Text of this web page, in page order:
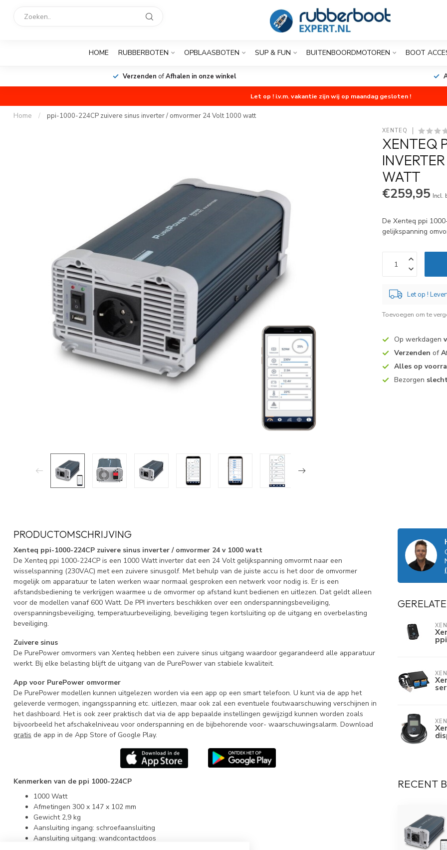
HOME RUBBERBOTEN OPBLAASBOTEN SUP & FUN BUITENBOORDMOTOREN BOOT
Verzenden ofAfhalen in onze winkel
Let op ! i.v.m. vakantie zijn wij op maandag gesloten !
Home / ppi-1000-224CP zuivere sinus inverter / omvormer 24 Volt 1000 watt
XENTEQ
XENTEQ
WATT
€259,95 Incl.
De Xenteq ppi
gelijkspanning
Let op !
Toevoegen om te
Op werkdagen
Verzenden of
Alles op
Bezorgen
PRODUCTOMSCHRIJVING
Xenteq ppi-1000-224CP zuivere sinus inverter / omvormer 24 v 1000 watt
De Xenteq ppi 1000-224CP is een 1000 Watt inverter dat een 24 Volt gelijkspanning omvormt naar een
wisselspanning (230VAC) met een zuivere sinusgolf. Met behulp van de juiste accu is het door de omvormer
mogelijk om apparatuur te laten werken waar normaal gesproken een netwerk voor nodig is. Er is een
afstandsbediening te verkrijgen waarmee u de omvormer op afstand kunt bedienen en uitlezen. Dat geldt alleen
voor de modellen vanaf 600 Watt. De PPI inverters beschikken over een onderspanningsbeveiliging,
overspanningsbeveiliging, temperatuurbeveiliging, beveiliging tegen kortsluiting op de uitgang en overbelasting
beveiliging.
Zuivere sinus
De PurePower omvormers van Xenteq hebben een zuivere sinus uitgang waardoor gegarandeerd alle apparatuur
werkt. Bij elke belasting blijft de uitgang van de PurePower van stabiele kwaliteit.
App voor PurePower omvormer
De PurePower modellen kunnen uitgelezen worden via een app op een smart telefoon. U kunt via de app het
geleverde vermogen, ingangsspanning etc. uitlezen, maar ook zal een eventuele foutwaarschuwing verschijnen in
het dashboard. Het is ook zeer praktisch dat via de app bepaalde instellingen gewijzigd kunnen worden zoals
bijvoorbeeld het afschakelniveau voor onderspanning en de bijbehorende voor- waarschuwingsalarm. Download
gratis de app in de App Store of Google Play.
Kenmerken van de ppi 1000-224CP
1000 Watt
Afmetingen 300 x 147 x 102 mm
Gewicht 2,9 kg
Aansluiting ingang: schroefaansluiting
Aansluiting uitgang: wandcontactdoos
RECENT